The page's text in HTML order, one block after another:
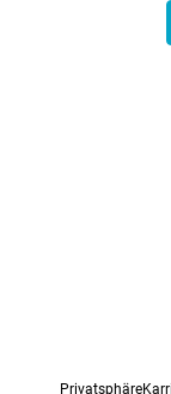
Privatsphäre